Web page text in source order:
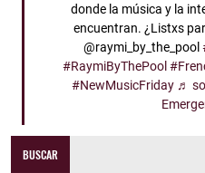
donde la música y la
encuentran. ¿Listxs
@raymi_by_the_pool
#RaymiByThePool
#NewMusicFriday ♬
BUSCAR